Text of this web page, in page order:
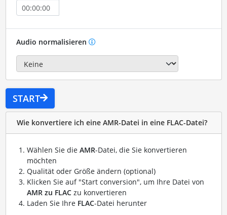
Audio normalisieren
START
Wie konvertiere ich eine AMR-Datei in eine FLAC-Datei?
Wählen Sie die AMR-Datei, die Sie konvertieren
möchten
Qualität oder Größe ändern (optional)
Klicken Sie auf "Start conversion", um Ihre Datei von
AMR zu FLACzu konvertieren
Laden Sie Ihre FLAC-Datei herunter